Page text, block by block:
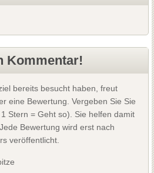
Kommentar!
bereits besucht haben, freut
eine Bewertung. Vergeben Sie Sie
Stern = Geht so). Sie helfen damit
Bewertung wird erst nach
veröffentlicht.